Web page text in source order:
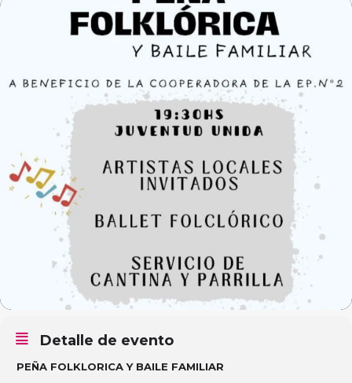
Detalle de evento
PEÑA FOLKLORICA Y BAILE FAMILIAR